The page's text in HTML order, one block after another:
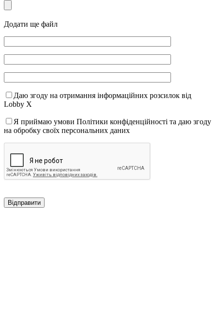
Додати ще файл
Даю згоду на отримання інформаційних розсилок від
Lobby X
Я приймаю умови Політики конфіденційності та даю згоду
на обробку своїх персональних даних